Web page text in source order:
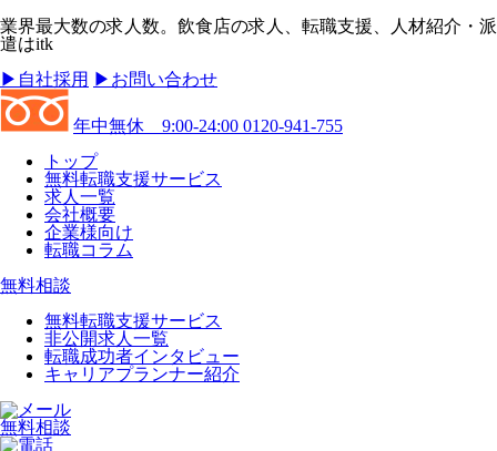
業界最大数の求人数。飲食店の求人、転職支援、人材紹介・派
遣はitk
▶︎自社採用 ▶︎お問い合わせ
年中無休 9:00-24:00 0120-941-755
トップ
無料転職支援サービス
求人一覧
会社概要
企業様向け
転職コラム
無料相談
無料転職支援サービス
非公開求人一覧
転職成功者インタビュー
キャリアプランナー紹介
無料相談